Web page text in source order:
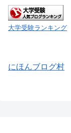
大学受験ランキング
にほんブログ村